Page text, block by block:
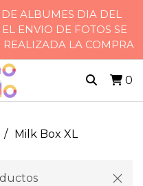
ALBUMES DIA DEL
ENVIO DE FOTOS SE
LA COMPRA
0
Milk Box XL